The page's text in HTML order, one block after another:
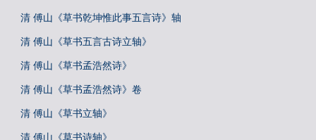
清 傅山《草书乾坤惟此事五言诗》轴
清 傅山《草书五言古诗立轴》
清 傅山《草书孟浩然诗》
清 傅山《草书孟浩然诗》卷
清 傅山《草书立轴》
清 傅山《草书诗轴》